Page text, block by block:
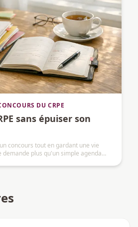
DU CRPE
sans épuiser son
concours tout en gardant une vie
plus qu'un simple agenda